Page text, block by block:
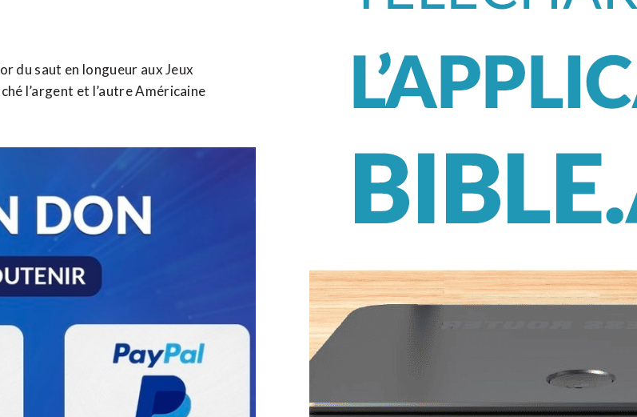
du saut en longueur aux Jeux
l’argent et l’autre Américaine